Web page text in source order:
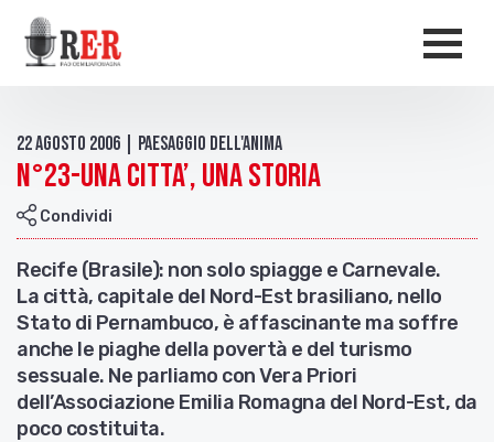
Salta al contenuto principale
22 Agosto 2006 | Paesaggio dell'anima
N°23-UNA CITTA’, UNA STORIA
Condividi
Recife (Brasile): non solo spiagge e Carnevale.
La città, capitale del Nord-Est brasiliano, nello
Stato di Pernambuco, è affascinante ma soffre
anche le piaghe della povertà e del turismo
sessuale. Ne parliamo con Vera Priori
dell’Associazione Emilia Romagna del Nord-Est, da
poco costituita.